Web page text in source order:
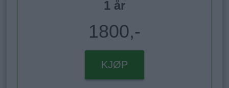
1 år
1800,-
KJØP